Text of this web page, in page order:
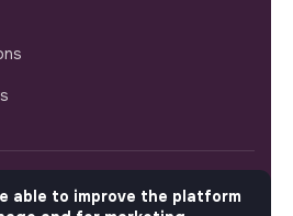
able to improve the platform